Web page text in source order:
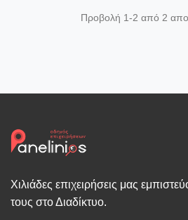
Προβολή 1-2 από 2
Χιλιάδες επιχειρήσεις μας
τους στο Διαδίκτυο.